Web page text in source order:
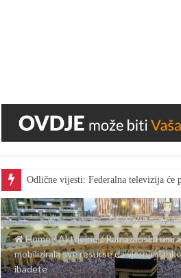
Odlične vijesti: Federalna televizija će
Home/Aktuelno/Ramazanska
mobilizirala sve resurse da vjernici
ibadete